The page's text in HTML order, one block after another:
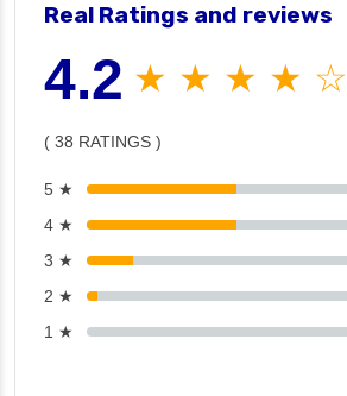
Real Ratings and reviews
4.2 ★ ★ ★ ★ ☆
( 38 RATINGS )
5 ★
4 ★
3 ★
2 ★
1 ★